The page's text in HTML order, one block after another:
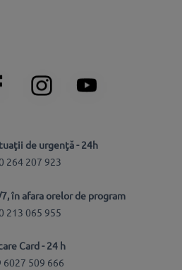
de urgenţă - 24h
264 207 923
în afara orelor de program
213 065 955
Card - 24 h
6027 509 666